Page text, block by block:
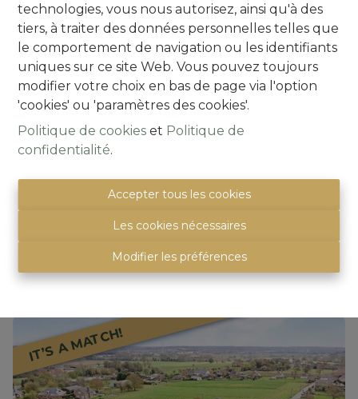
technologies, vous nous autorisez, ainsi qu'à des
tiers, à traiter des données personnelles telles que
le comportement de navigation ou les identifiants
uniques sur ce site Web. Vous pouvez toujours
modifier votre choix en bas de page via l'option
'cookies' ou 'paramètres des cookies'.
Politique de cookies et Politique de
confidentialité.
Accepter tous les cookies
Les cookies nécessaires
Modifier les préférences
*** IT'S A MATCH *** Maison 2-faç. rénovée
(avec 2 à 3 ch) avec garage
1600 Sint-Pieters-Leeuw | Ref: 523
2 1 152 m²
IT’S A MATCH!